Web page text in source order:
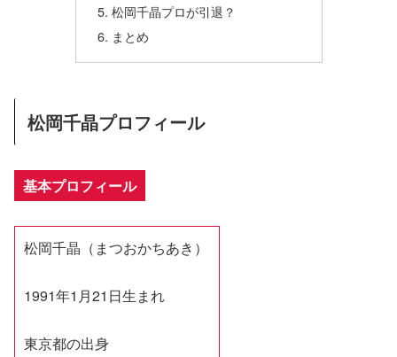
松岡千晶プロが引退？
まとめ
松岡千晶プロフィール
基本プロフィール
松岡千晶（まつおかちあき）
1991年1月21日生まれ
東京都の出身